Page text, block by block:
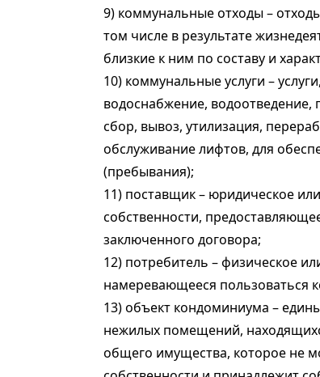
9) коммунальные отходы –
том числе в результате
близкие к ним по составу и
10) коммунальные услуги –
водоснабжение, водоотведение,
сбор, вывоз, утилизация,
обслуживание лифтов, для
(пребывания);
11) поставщик – юридическое
собственности,
заключенного договора;
12) потребитель – физическое
намеревающееся пользоваться
13) объект кондоминиума –
нежилых помещений,
общего имущества, которое не